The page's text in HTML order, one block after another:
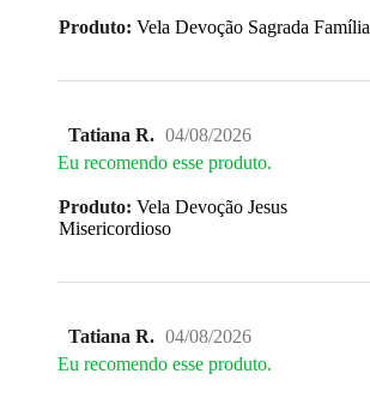
Produto: Vela Devoção Sagrada Família
Tatiana R. 04/08/2026
Eu recomendo esse produto.
Produto: Vela Devoção Jesus
Misericordioso
Tatiana R. 04/08/2026
Eu recomendo esse produto.